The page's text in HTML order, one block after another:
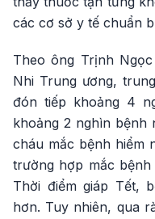
các cơ sở y tế chuẩn
Theo ông Trịnh
Nhi Trung ương,
đón tiếp khoảng 4
khoảng 2 nghìn bệnh
cháu mắc bệnh hiểm
trường hợp mắc
Thời điểm giáp Tết,
hơn. Tuy nhiên, qua